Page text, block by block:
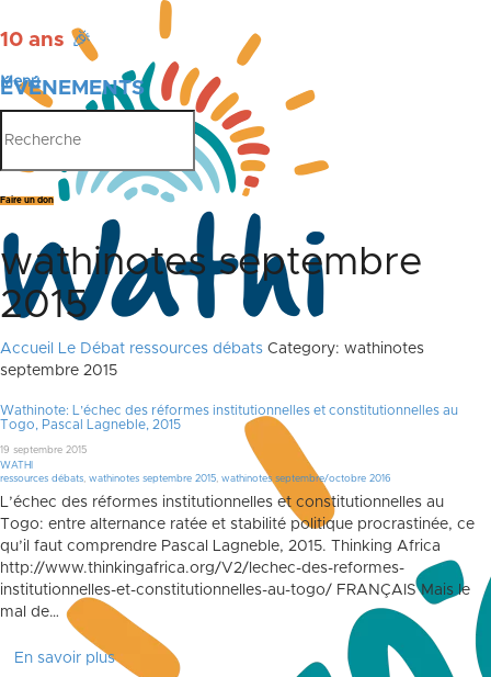
10 ans 🎉
ÉVÉNEMENTS
PUBLICATIONS
Menu
Faire un don
wathinotes septembre
2015
Accueil Le Débat ressources débats Category: wathinotes
septembre 2015
Wathinote: L’échec des réformes institutionnelles et constitutionnelles au
Togo, Pascal Lagneble, 2015
19 septembre 2015
WATHI
ressources débats, wathinotes septembre 2015, wathinotes septembre/octobre 2016
L’échec des réformes institutionnelles et constitutionnelles au
Togo: entre alternance ratée et stabilité politique procrastinée, ce
qu’il faut comprendre Pascal Lagneble, 2015. Thinking Africa
http://www.thinkingafrica.org/V2/lechec-des-reformes-
institutionnelles-et-constitutionnelles-au-togo/ FRANÇAIS Mais le
mal de…
En savoir plus